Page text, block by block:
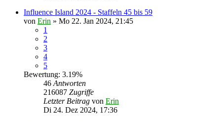
Influence Island 2024 - Staffeln 45 bis 59
von Erin » Mo 22. Jan 2024, 21:45
1
2
3
4
5
Bewertung: 3.19%
46 Antworten
216087 Zugriffe
Letzter Beitrag von Erin
Di 24. Dez 2024, 17:36